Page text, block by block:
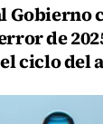
Gobierno
de
ciclo del